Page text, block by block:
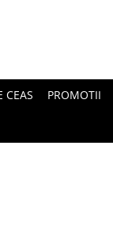
CEAS PROMOTII